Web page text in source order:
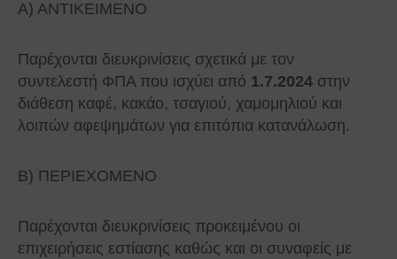
Α) ΑΝΤΙΚΕΙΜΕΝΟ
Παρέχονται διευκρινίσεις σχετικά με τον
συντελεστή ΦΠΑ που ισχύει από 1.7.2024 στην
διάθεση καφέ, κακάο, τσαγιού, χαμομηλιού και
λοιπών αφεψημάτων για επιτόπια κατανάλωση.
Β) ΠΕΡΙΕΧΟΜΕΝΟ
Παρέχονται διευκρινίσεις προκειμένου οι
επιχειρήσεις εστίασης καθώς και οι συναφείς με